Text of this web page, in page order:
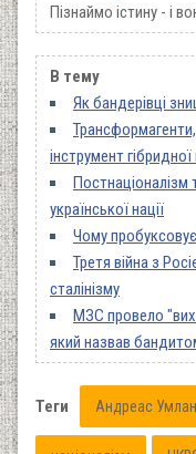
Пізнаймо істину - і
В тему
Як бандерівці
інструмент гібридної
Постнаціоналізм
української нації
Чому
Третя війна з
сталінізму
МЗС провело
який назвав
Теги Андреас